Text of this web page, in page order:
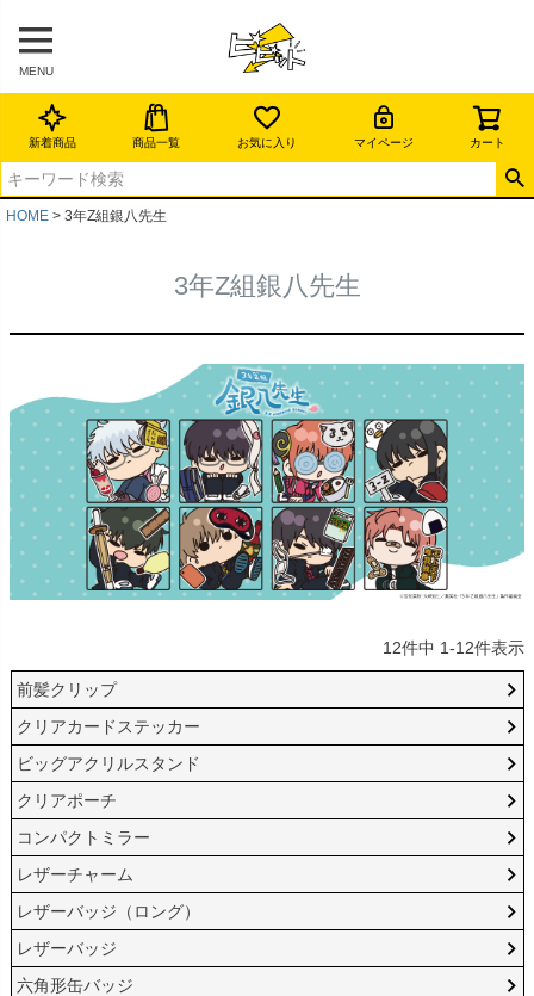
MENU
新着商品 商品一覧 お気に入り マイページ カート
HOME 3年Z組銀八先生
3年Z組銀八先生
12件中 1-12件表示
前髪クリップ
クリアカードステッカー
ビッグアクリルスタンド
クリアポーチ
コンパクトミラー
レザーチャーム
レザーバッジ（ロング）
レザーバッジ
六角形缶バッジ